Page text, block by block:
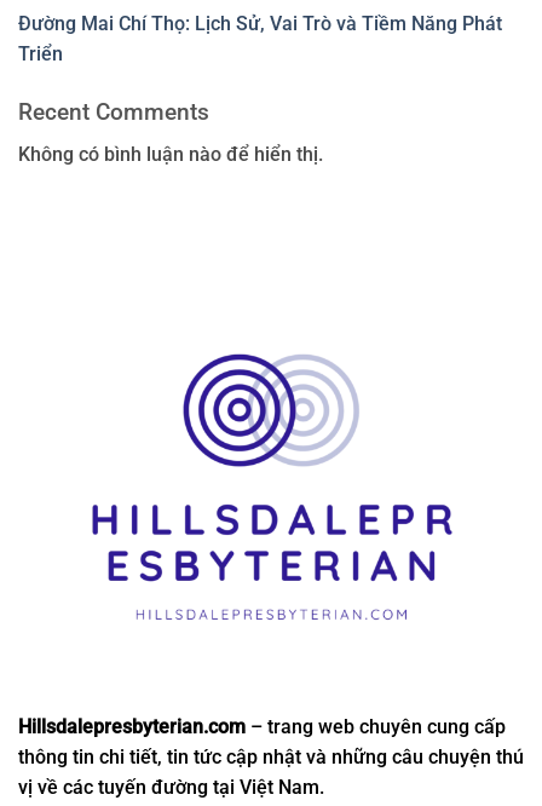
Đường Mai Chí Thọ: Lịch Sử, Vai Trò và Tiềm Năng Phát
Triển
Recent Comments
Không có bình luận nào để hiển thị.
Hillsdalepresbyterian.com – trang web chuyên cung cấp
thông tin chi tiết, tin tức cập nhật và những câu chuyện thú
vị về các tuyến đường tại Việt Nam.